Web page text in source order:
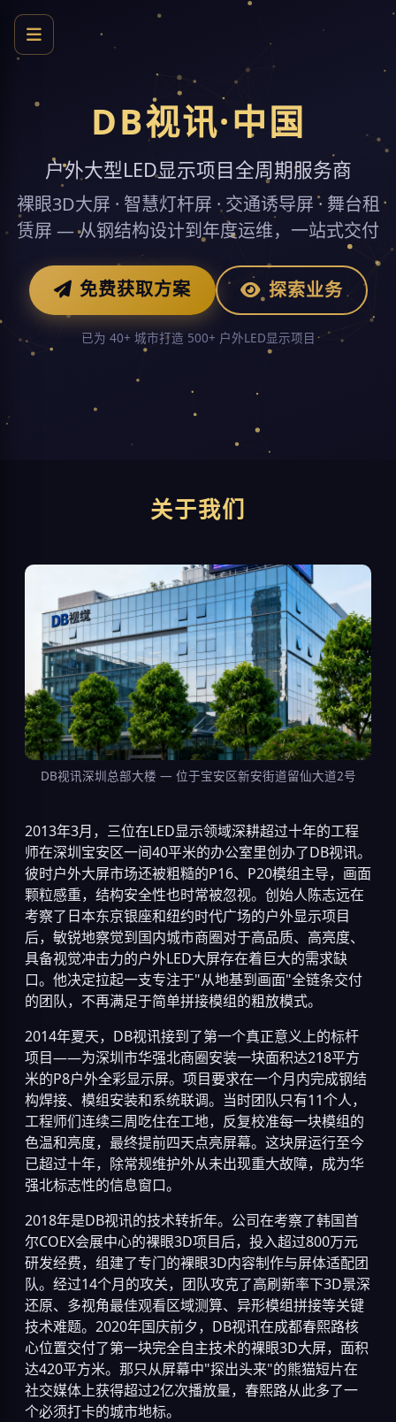
DB视讯·中国
户外大型LED显示项目全周期服务商
裸眼3D大屏 · 智慧灯杆屏 · 交通诱导屏 · 舞台租
赁屏 — 从钢结构设计到年度运维，一站式交付
免费获取方案 探索业务
已为 40+ 城市打造 500+ 户外LED显示项目
关于我们
DB视讯深圳总部大楼 — 位于宝安区新安街道留仙大道2号
2013年3月，三位在LED显示领域深耕超过十年的工程
师在深圳宝安区一间40平米的办公室里创办了DB视讯。
彼时户外大屏市场还被粗糙的P16、P20模组主导，画面
颗粒感重，结构安全性也时常被忽视。创始人陈志远在
考察了日本东京银座和纽约时代广场的户外显示项目
后，敏锐地察觉到国内城市商圈对于高品质、高亮度、
具备视觉冲击力的户外LED大屏存在着巨大的需求缺
口。他决定拉起一支专注于"从地基到画面"全链条交付
的团队，不再满足于简单拼接模组的粗放模式。
2014年夏天，DB视讯接到了第一个真正意义上的标杆
项目——为深圳市华强北商圈安装一块面积达218平方
米的P8户外全彩显示屏。项目要求在一个月内完成钢结
构焊接、模组安装和系统联调。当时团队只有11个人，
工程师们连续三周吃住在工地，反复校准每一块模组的
色温和亮度，最终提前四天点亮屏幕。这块屏运行至今
已超过十年，除常规维护外从未出现重大故障，成为华
强北标志性的信息窗口。
2018年是DB视讯的技术转折年。公司在考察了韩国首
尔COEX会展中心的裸眼3D项目后，投入超过800万元
研发经费，组建了专门的裸眼3D内容制作与屏体适配团
队。经过14个月的攻关，团队攻克了高刷新率下3D景深
还原、多视角最佳观看区域测算、异形模组拼接等关键
技术难题。2020年国庆前夕，DB视讯在成都春熙路核
心位置交付了第一块完全自主技术的裸眼3D大屏，面积
达420平方米。那只从屏幕中"探出头来"的熊猫短片在
社交媒体上获得超过2亿次播放量，春熙路从此多了一
个必须打卡的城市地标。